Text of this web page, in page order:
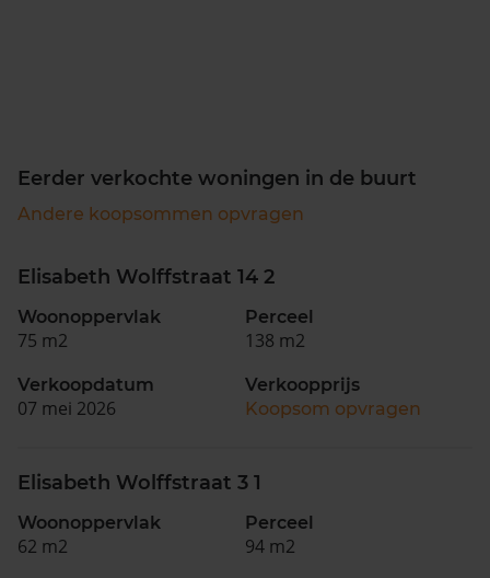
Eerder verkochte woningen in de buurt
Andere koopsommen opvragen
Elisabeth Wolffstraat 14 2
Woonoppervlak
75 m2
Perceel
138 m2
Verkoopdatum
07 mei 2026
Verkoopprijs
Koopsom opvragen
Elisabeth Wolffstraat 3 1
Woonoppervlak
62 m2
Perceel
94 m2